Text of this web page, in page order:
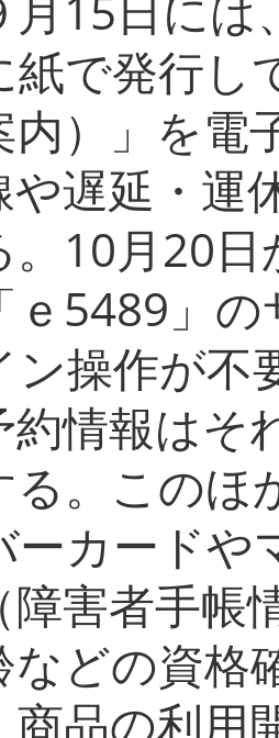
紙で発行し
内）」を電
や遅延・運
。10月20
ｅ5489」
ン操作が不
約情報はそ
る。このほ
ーカードや
障害者手帳
などの資格
商品の利用